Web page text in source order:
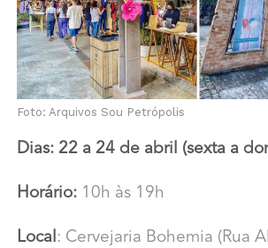
Foto: Arquivos Sou Petrópolis
Dias: 22 a 24 de abril (sexta a
Horário: 10h às 19h
Local: Cervejaria Bohemia (Rua